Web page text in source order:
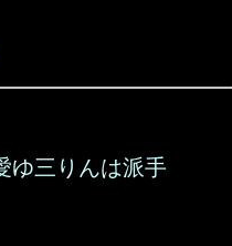
ゆ三りんは派手